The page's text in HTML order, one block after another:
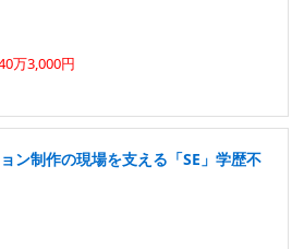
万3,000円
ン制作の現場を支える「SE」学歴不